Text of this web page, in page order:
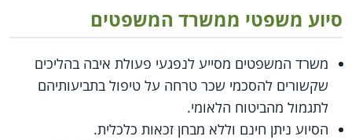
סיוע משפטי ממשרד המשפטים
משרד המשפטים מסייע לנפגעי פעולת איבה בהליכים
שקשורים להסכמי שכר טרחה על טיפול בתביעותיהם
לתגמול מהביטוח הלאומי.
הסיוע ניתן חינם וללא מבחן זכאות כלכלית.